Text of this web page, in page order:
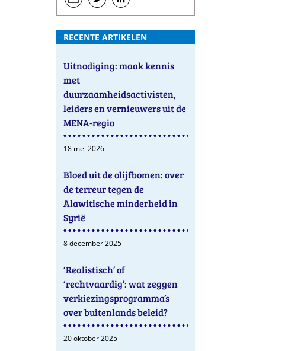
een
mail
hen
Twitter
hen
LinkedIn
RECENTE ARTIKELEN
Uitnodiging: maak kennis
met
duurzaamheidsactivisten,
leiders en vernieuwers uit de
MENA-regio
18 mei 2026
Bloed uit de olijfbomen: over
de terreur tegen de
Alawitische minderheid in
Syrië
8 december 2025
‘Realistisch’ of
‘rechtvaardig’: wat zeggen
verkiezingsprogramma’s
over buitenlands beleid?
20 oktober 2025